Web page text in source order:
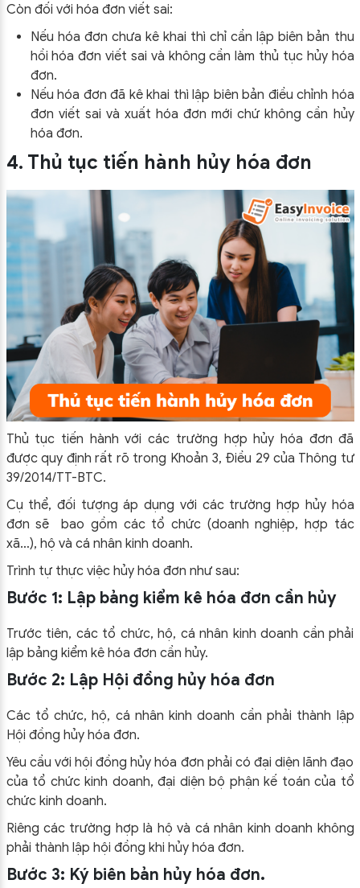
Còn đối với hóa đơn viết sai:
Nếu hóa đơn chưa kê khai thì chỉ cần lập biên bản thu
hồi hóa đơn viết sai và không cần làm thủ tục hủy hóa
đơn.
Nếu hóa đơn đã kê khai thì lập biên bản điều chỉnh hóa
đơn viết sai và xuất hóa đơn mới chứ không cần hủy
hóa đơn.
4. Thủ tục tiến hành hủy hóa đơn
Thủ tục tiến hành với các trường hợp hủy hóa đơn đã
được quy định rất rõ trong Khoản 3, Điều 29 của Thông tư
39/2014/TT-BTC.
Cụ thể, đối tượng áp dụng với các trường hợp hủy hóa
đơn sẽ bao gồm các tổ chức (doanh nghiệp, hợp tác
xã…), hộ và cá nhân kinh doanh.
Trình tự thực việc hủy hóa đơn như sau:
Bước 1: Lập bảng kiểm kê hóa đơn cần hủy
Trước tiên, các tổ chức, hộ, cá nhân kinh doanh cần phải
lập bảng kiểm kê hóa đơn cần hủy.
Bước 2: Lập Hội đồng hủy hóa đơn
Các tổ chức, hộ, cá nhân kinh doanh cần phải thành lập
Hội đồng hủy hóa đơn.
Yêu cầu với hội đồng hủy hóa đơn phải có đại diện lãnh đạo
của tổ chức kinh doanh, đại diện bộ phận kế toán của tổ
chức kinh doanh.
Riêng các trường hợp là hộ và cá nhân kinh doanh không
phải thành lập hội đồng khi hủy hóa đơn.
Bước 3: Ký biên bản hủy hóa đơn.